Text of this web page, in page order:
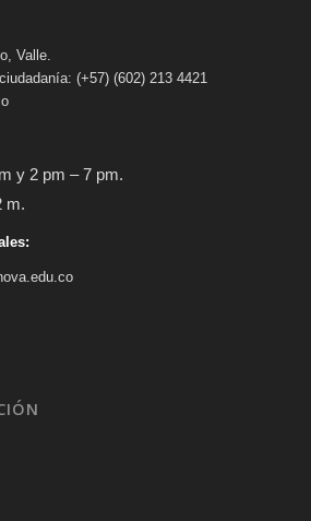
Valle.
(+57) (602) 213 4421
y 2 pm – 7 pm.
m.